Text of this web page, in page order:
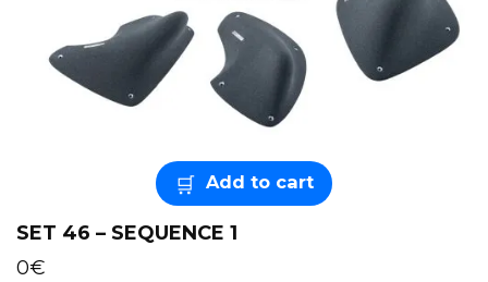
Add to cart
SET 46 – SEQUENCE 1
0€